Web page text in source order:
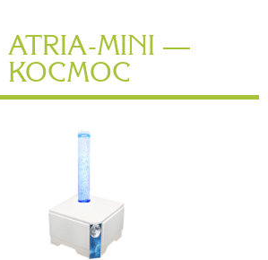
ATRIA-MINI —
КОСМОС